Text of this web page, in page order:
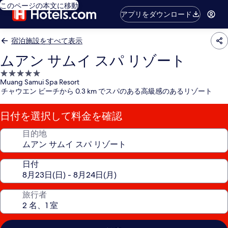
このページの本文に移動
アプリをダウンロード
宿泊施設をすべて表示
ムアン サムイ スパ リゾート
5.0
つ
星
宿
泊
施
Muang Samui Spa Resort
チャウエン ビーチから 0.3 km でスパのある高級感のあるリゾート
日付を選択して料金を確認
目的地
日付
旅行者